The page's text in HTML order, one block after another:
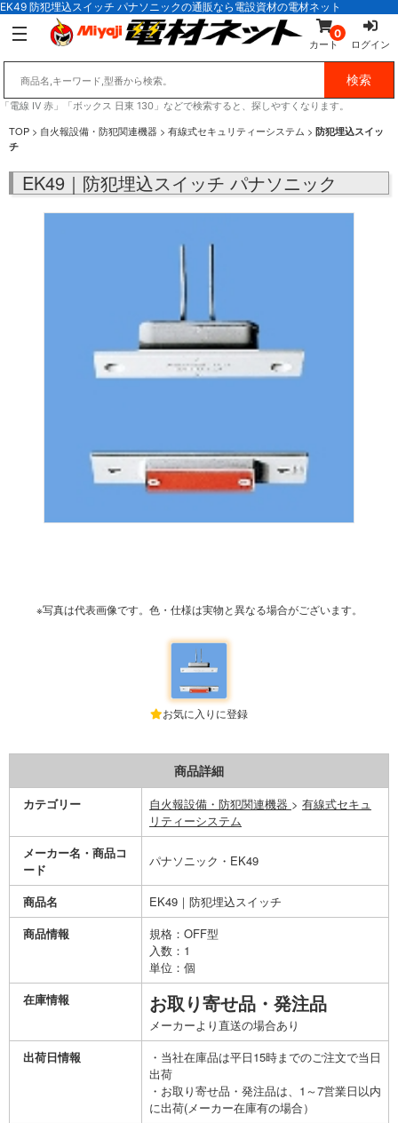
EK49 防犯埋込スイッチ パナソニックの通販なら電設資材の電材ネット
0
カート ログイン
「電線 IV 赤」「ボックス 日東 130」などで検索すると、探しやすくなります。
TOP > 自火報設備・防犯関連機器 > 有線式セキュリティーシステム > 防犯埋込スイッ
チ
EK49｜防犯埋込スイッチ パナソニック
※写真は代表画像です。色・仕様は実物と異なる場合がございます。
お気に入りに登録
商品詳細
カテゴリー 自火報設備・防犯関連機器 > 有線式セキュ
リティーシステム
メーカー名・商品コ
ード
パナソニック・EK49
商品名
EK49｜防犯埋込スイッチ
商品情報
規格：OFF型
入数：1
単位：個
在庫情報
お取り寄せ品・発注品
メーカーより直送の場合あり
出荷日情報
・当社在庫品は平日15時までのご注文で当日
出荷
・お取り寄せ品・発注品は、1～7営業日以内
に出荷(メーカー在庫有の場合）